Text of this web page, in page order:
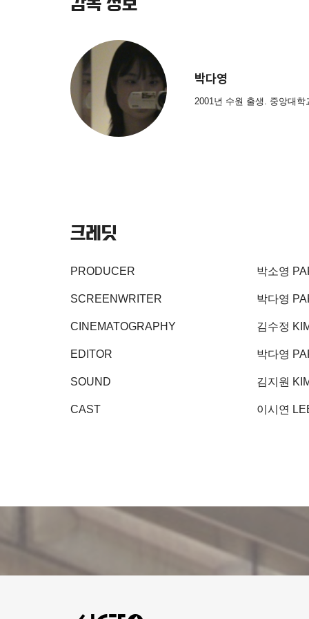
감독 정보
박다영
2001년 수원 출생. 중앙대
크레딧
PRODUCER 박소영
SCREENWRITER 박다영
CINEMATOGRAPHY 김수정
EDITOR 박다영
SOUND 김지원
CAST 이시연